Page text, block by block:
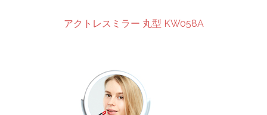
アクトレスミラー 丸型 KW058A